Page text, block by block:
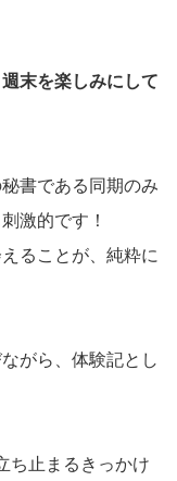
末を楽しみにして
書である同期のみ
激的です！
ることが、純粋に
がら、体験記とし
ち止まるきっかけ